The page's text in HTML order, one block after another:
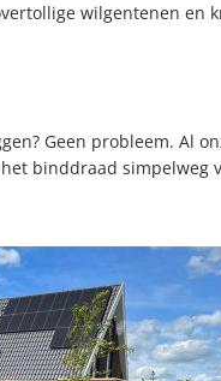
wilgentenen en
Geen probleem. Al
binddraad simpelweg